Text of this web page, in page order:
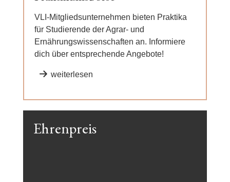
VLI-Mitgliedsunternehmen bieten Praktika
für Studierende der Agrar- und
Ernährungswissenschaften an. Informiere
dich über entsprechende Angebote!
weiterlesen
Ehrenpreis